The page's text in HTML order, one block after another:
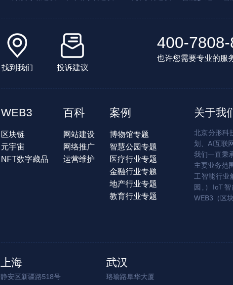
找到我们 投诉建议
400-
也许您需要专业的服
WEB3
区块链
元宇宙
NFT数字藏品
百科
网站建设
网络推广
运营维护
案例
博物馆专题
智慧公园专题
医疗行业专题
金融行业专题
地产行业专题
教育行业专题
关于我
北京分形科
划、AI互联
我们一直秉
主要业务范
工智能行业
园,）IoT
WEB3（区
上海
静安区新疆路518号
武汉
珞瑜路阜华大厦